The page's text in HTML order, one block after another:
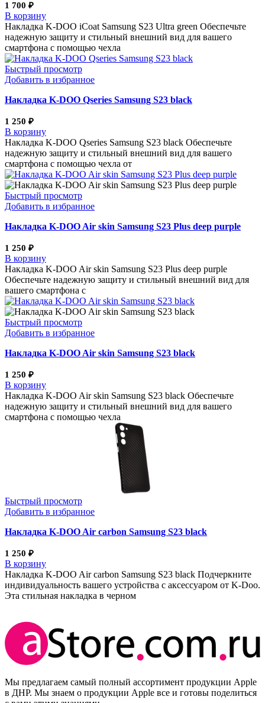
1 700 ₽
В корзину
Накладка K-DOO iCoat Samsung S23 Ultra green Обеспечьте
надежную защиту и стильный внешний вид для вашего
смартфона с помощью чехла
Быстрый просмотр
Добавить в избранное
Накладка K-DOO Qseries Samsung S23 black
1 250 ₽
В корзину
Накладка K-DOO Qseries Samsung S23 black Обеспечьте
надежную защиту и стильный внешний вид для вашего
смартфона с помощью чехла от
Быстрый просмотр
Добавить в избранное
Накладка K-DOO Air skin Samsung S23 Plus deep purple
1 250 ₽
В корзину
Накладка K-DOO Air skin Samsung S23 Plus deep purple
Обеспечьте надежную защиту и стильный внешний вид для
вашего смартфона с
Быстрый просмотр
Добавить в избранное
Накладка K-DOO Air skin Samsung S23 black
1 250 ₽
В корзину
Накладка K-DOO Air skin Samsung S23 black Обеспечьте
надежную защиту и стильный внешний вид для вашего
смартфона с помощью чехла
Быстрый просмотр
Добавить в избранное
Накладка K-DOO Air carbon Samsung S23 black
1 250 ₽
В корзину
Накладка K-DOO Air carbon Samsung S23 black Подчеркните
индивидуальность вашего устройства с аксессуаром от K-Doo.
Эта стильная накладка в черном
Мы предлагаем самый полный ассортимент продукции Apple
в ДНР. Мы знаем о продукции Apple все и готовы поделиться